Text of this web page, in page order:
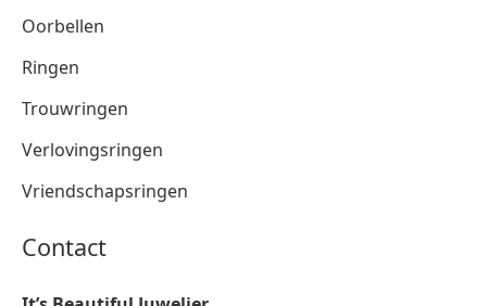
Oorbellen
Ringen
Trouwringen
Verlovingsringen
Vriendschapsringen
Contact